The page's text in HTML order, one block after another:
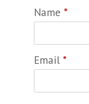
Name *
Email *